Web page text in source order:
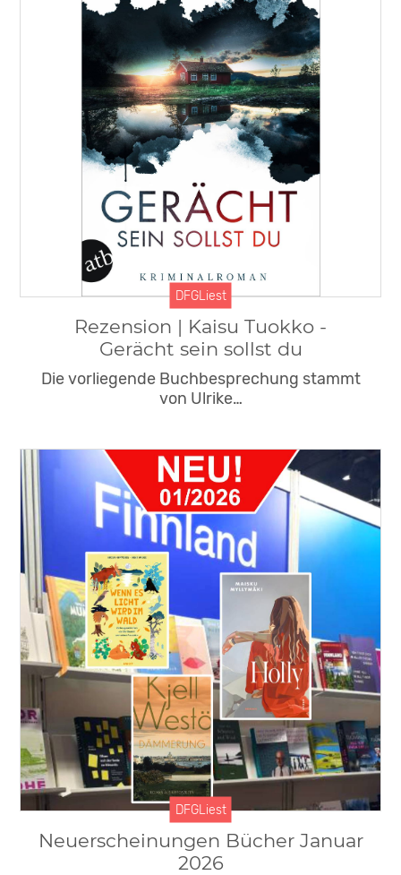
DFGLiest
Rezension | Kaisu Tuokko -
Gerächt sein sollst du
Die vorliegende Buchbesprechung stammt
von Ulrike…
DFGLiest
Neuerscheinungen Bücher Januar
2026